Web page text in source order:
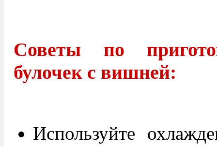
Советы по
булочек с вишней:
Используйте